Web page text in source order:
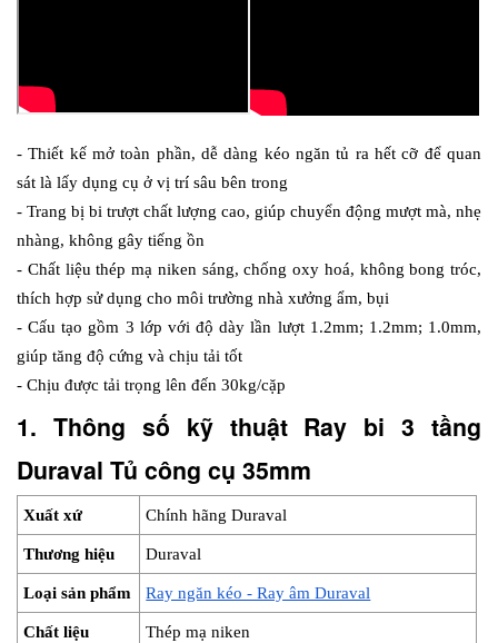
- Thiết kế mở toàn phần, dễ dàng kéo ngăn tủ ra hết cỡ để quan
sát là lấy dụng cụ ở vị trí sâu bên trong
- Trang bị bi trượt chất lượng cao, giúp chuyển động mượt mà, nhẹ
nhàng, không gây tiếng ồn
- Chất liệu thép mạ niken sáng, chống oxy hoá, không bong tróc,
thích hợp sử dụng cho môi trường nhà xưởng ẩm, bụi
- Cấu tạo gồm 3 lớp với độ dày lần lượt 1.2mm; 1.2mm; 1.0mm,
giúp tăng độ cứng và chịu tải tốt
- Chịu được tải trọng lên đến 30kg/cặp
1. Thông số kỹ thuật Ray bi 3 tầng
Duraval Tủ công cụ 35mm
Xuất xứ Chính hãng Duraval
Thương hiệu Duraval
Loại sản phẩm Ray ngăn kéo - Ray âm Duraval
Chất liệu Thép mạ niken